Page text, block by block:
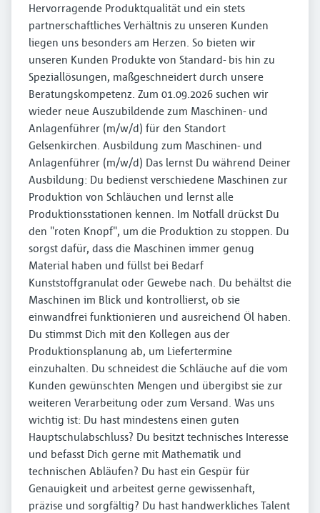
Hervorragende Produktqualität und ein stets
partnerschaftliches Verhältnis zu unseren Kunden
liegen uns besonders am Herzen. So bieten wir
unseren Kunden Produkte von Standard- bis hin zu
Speziallösungen, maßgeschneidert durch unsere
Beratungskompetenz. Zum 01.09.2026 suchen wir
wieder neue Auszubildende zum Maschinen- und
Anlagenführer (m/w/d) für den Standort
Gelsenkirchen. Ausbildung zum Maschinen- und
Anlagenführer (m/w/d) Das lernst Du während Deiner
Ausbildung: Du bedienst verschiedene Maschinen zur
Produktion von Schläuchen und lernst alle
Produktionsstationen kennen. Im Notfall drückst Du
den "roten Knopf", um die Produktion zu stoppen. Du
sorgst dafür, dass die Maschinen immer genug
Material haben und füllst bei Bedarf
Kunststoffgranulat oder Gewebe nach. Du behältst die
Maschinen im Blick und kontrollierst, ob sie
einwandfrei funktionieren und ausreichend Öl haben.
Du stimmst Dich mit den Kollegen aus der
Produktionsplanung ab, um Liefertermine
einzuhalten. Du schneidest die Schläuche auf die vom
Kunden gewünschten Mengen und übergibst sie zur
weiteren Verarbeitung oder zum Versand. Was uns
wichtig ist: Du hast mindestens einen guten
Hauptschulabschluss? Du besitzt technisches Interesse
und befasst Dich gerne mit Mathematik und
technischen Abläufen? Du hast ein Gespür für
Genauigkeit und arbeitest gerne gewissenhaft,
präzise und sorgfältig? Du hast handwerkliches Talent